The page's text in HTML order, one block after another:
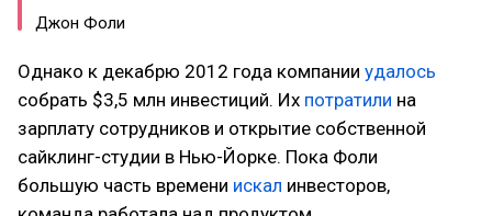
Джон Фоли
Однако к декабрю 2012 года компании удалось
собрать $3,5 млн инвестиций. Их потратили на
зарплату сотрудников и открытие собственной
сайклинг-студии в Нью-Йорке. Пока Фоли
большую часть времени искал инвесторов,